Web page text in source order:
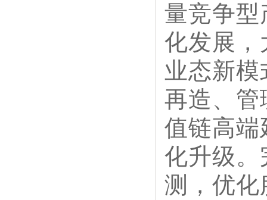
量竞争型
化发展，
业态新
再造、管
值链高端
化升级。
测，优化